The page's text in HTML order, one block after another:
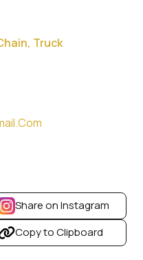
, Truck
Share on Instagram
Copy to Clipboard